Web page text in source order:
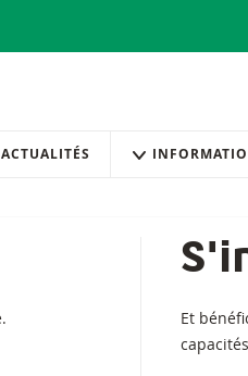
ACTUALITÉS
Et